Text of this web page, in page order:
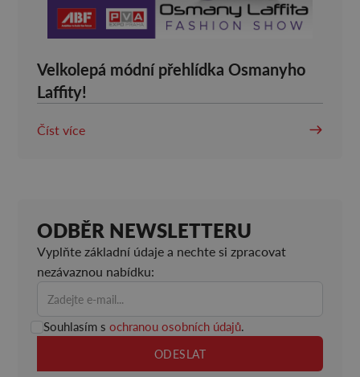
Velkolepá módní přehlídka Osmanyho
Laffity!
Číst více
ODBĚR NEWSLETTERU
Vyplňte základní údaje a nechte si zpracovat
nezávaznou nabídku:
Souhlasím sochranou osobních údajů.